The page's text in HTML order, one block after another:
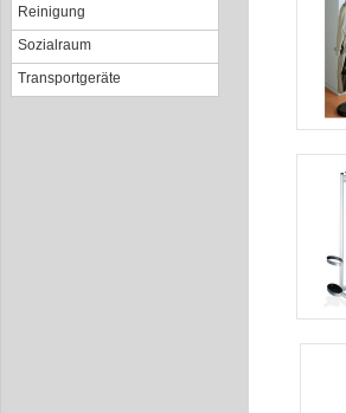
Reinigung
Sozialraum
Transportgeräte